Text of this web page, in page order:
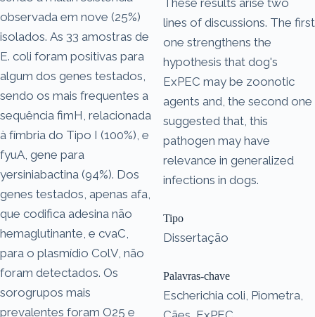
observada em nove (25%)
isolados. As 33 amostras de
E. coli foram positivas para
algum dos genes testados,
sendo os mais frequentes a
sequência fimH, relacionada
à fímbria do Tipo I (100%), e
fyuA, gene para
yersiniabactina (94%). Dos
genes testados, apenas afa,
que codifica adesina não
hemaglutinante, e cvaC,
para o plasmídio ColV, não
foram detectados. Os
sorogrupos mais
prevalentes foram O25 e
lines of discussions. The first
one strengthens the
hypothesis that dog's
ExPEC may be zoonotic
agents and, the second one
suggested that, this
pathogen may have
relevance in generalized
infections in dogs.
Tipo
Dissertação
Palavras-chave
Escherichia coli, Piometra,